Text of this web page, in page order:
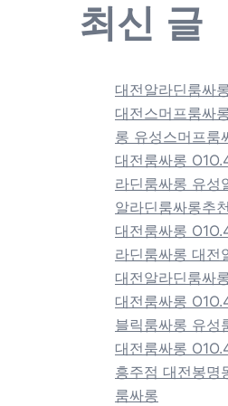
최신 글
대전알라딘룸싸
대전스머프룸싸
롱 유성스머프룸
대전룸싸롱
라딘룸싸롱 유성
알라딘룸싸롱추천
대전룸싸롱
라딘룸싸롱 대전
대전알라딘룸싸
대전룸싸롱
블릭룸싸롱 유성
대전룸싸롱
흥주점 대전봉명
룸싸롱